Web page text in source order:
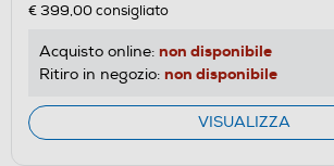
€ 399,00consigliato
Acquisto online: non disponibile
Ritiro in negozio: non disponibile
VISUALIZZA